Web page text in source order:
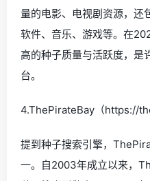
量的电影、电视剧资源，还
软件、音乐、游戏等。在
高的种子质量与活跃度，是
台。
4.ThePirateBay（https://
提到种子搜索引擎，
一。自2003年成立以来，